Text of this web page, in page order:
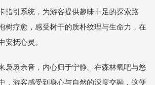
指引系统，为游客提供趣味十足的探索路
树疗愈，感受树干的质朴纹理与生命力，在
抚心灵。
袅袅余音，内心归于宁静。在森林氧吧与悠
，游客感受到身心与自然的深度交融，这便